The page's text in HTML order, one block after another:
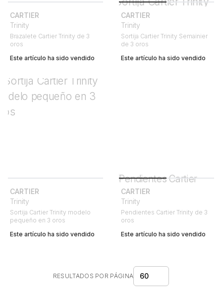
CARTIER
Trinity
Brazalete Cartier Trinity de 3
oros
Este artículo ha sido vendido
CARTIER
Trinity
Sortija Cartier Trinity Semainier
de 3 oros
Este artículo ha sido vendido
CARTIER
Trinity
Sortija Cartier Trinity modelo
pequeño en 3 oros
Este artículo ha sido vendido
CARTIER
Trinity
Pendientes Cartier Trinity de 3
oros
Este artículo ha sido vendido
RESULTADOS POR PÁGINA 60